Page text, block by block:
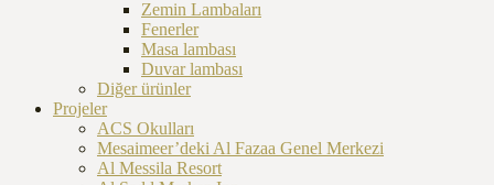
Zemin Lambaları
Fenerler
Masa lambası
Duvar lambası
Diğer ürünler
Projeler
ACS Okulları
Mesaimeer’deki Al Fazaa Genel Merkezi
Al Messila Resort